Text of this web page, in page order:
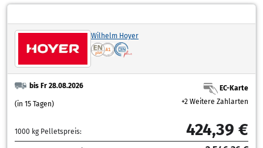
Wilhelm Hoyer
bis Fr 28.08.2026
(in 15 Tagen)
EC-Karte
+2 Weitere Zahlarten
1000 kg Pelletspreis: 424,39 €